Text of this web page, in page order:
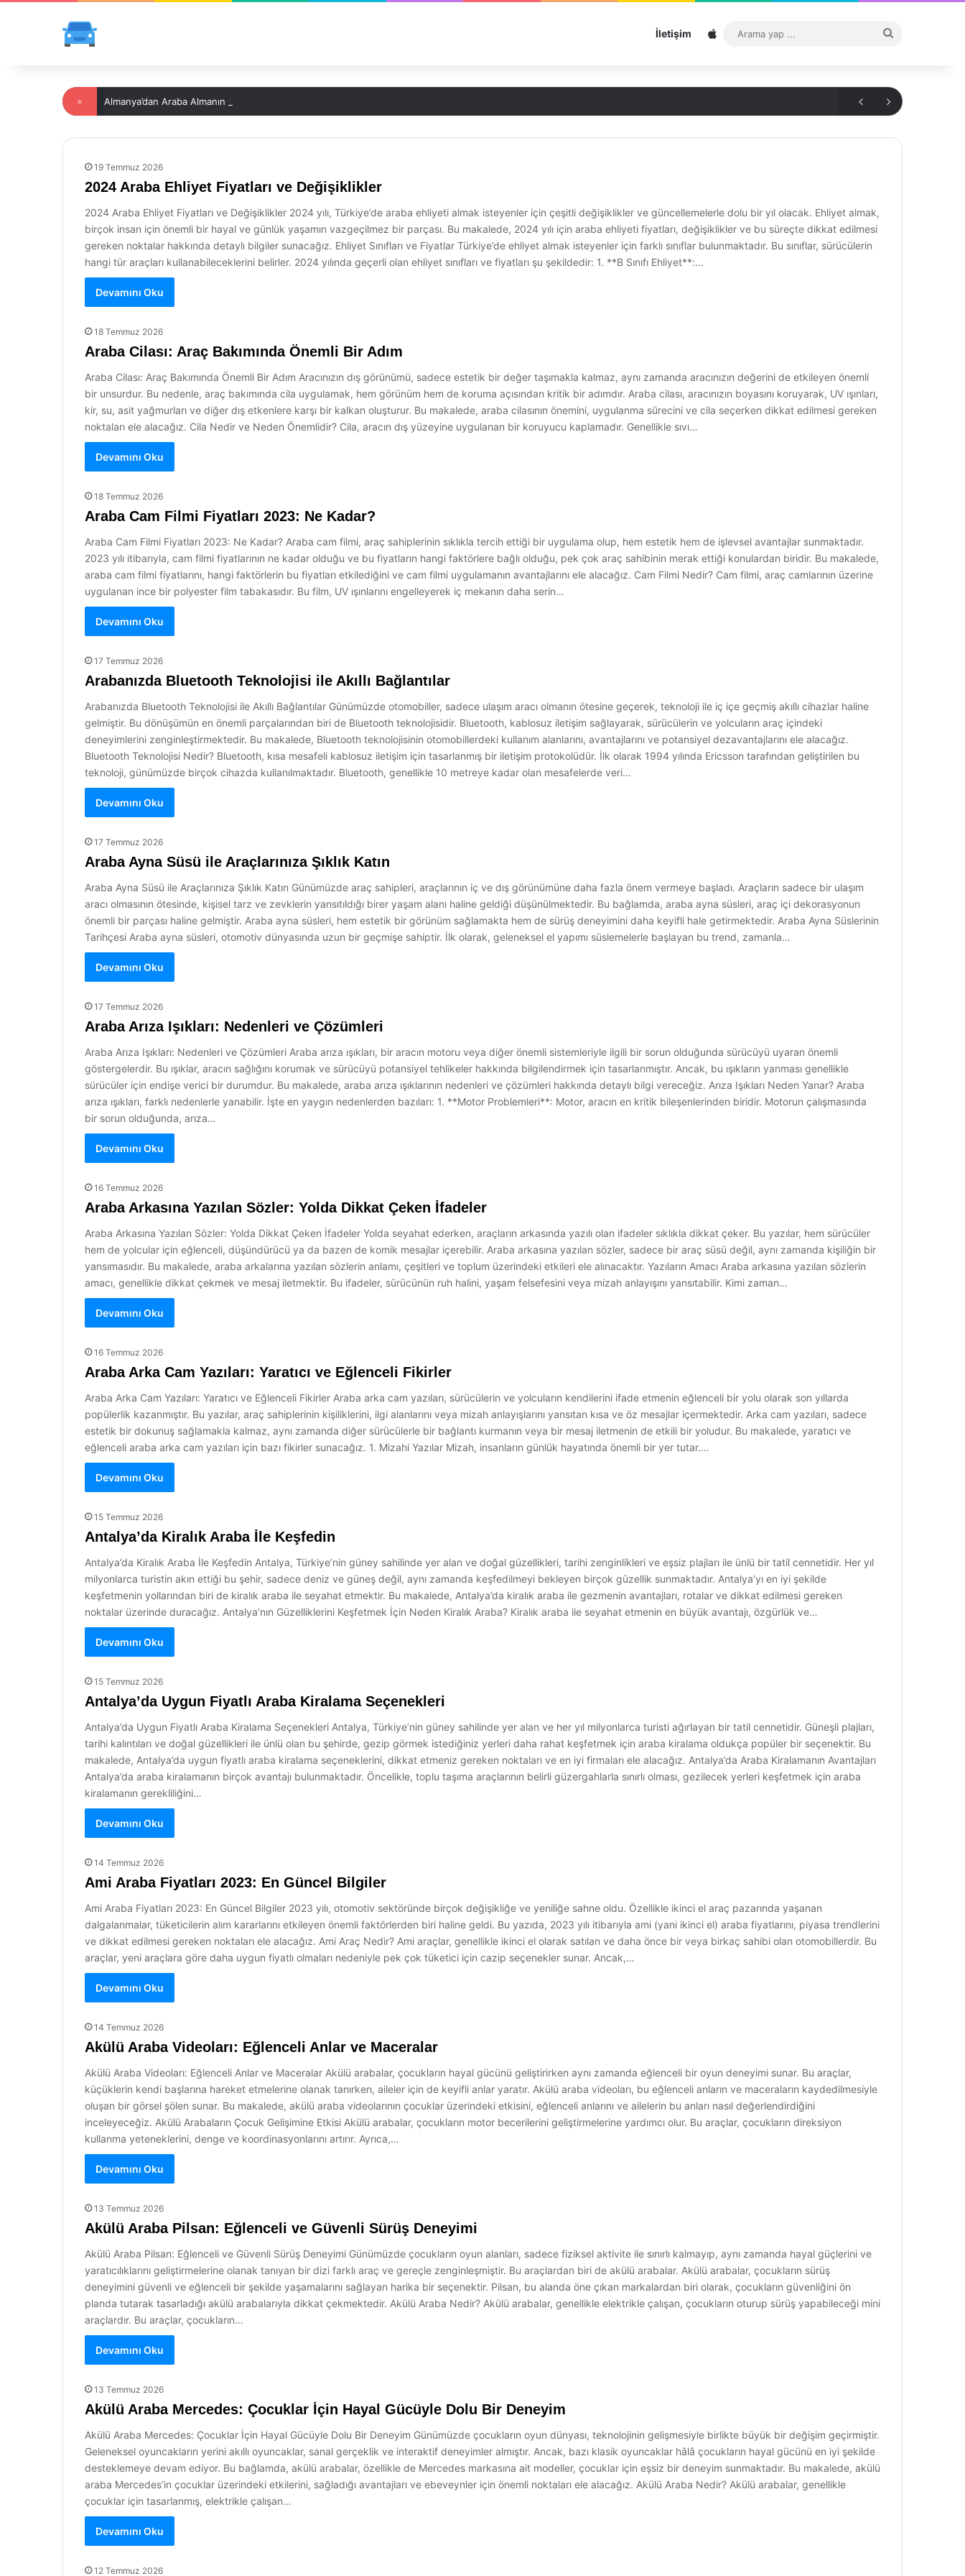
İletişim Sitemap
...
= Almanya’dan Araba Almanın İpuçları
19 Temmuz 2026
2024 Araba Ehliyet Fiyatları ve Değişiklikler
2024 Araba Ehliyet Fiyatları ve Değişiklikler 2024 yılı, Türkiye’de araba ehliyeti almak isteyenler için çeşitli değişiklikler ve güncellemelerle dolu bir yıl olacak. Ehliyet almak,
birçok insan için önemli bir hayal ve günlük yaşamın vazgeçilmez bir parçası. Bu makalede, 2024 yılı için araba ehliyeti fiyatları, değişiklikler ve bu süreçte dikkat edilmesi
gereken noktalar hakkında detaylı bilgiler sunacağız. Ehliyet Sınıfları ve Fiyatlar Türkiye’de ehliyet almak isteyenler için farklı sınıflar bulunmaktadır. Bu sınıflar, sürücülerin
hangi tür araçları kullanabileceklerini belirler. 2024 yılında geçerli olan ehliyet sınıfları ve fiyatları şu şekildedir: 1. **B Sınıfı Ehliyet**:…
Devamını Oku
18 Temmuz 2026
Araba Cilası: Araç Bakımında Önemli Bir Adım
Araba Cilası: Araç Bakımında Önemli Bir Adım Aracınızın dış görünümü, sadece estetik bir değer taşımakla kalmaz, aynı zamanda aracınızın değerini de etkileyen önemli
bir unsurdur. Bu nedenle, araç bakımında cila uygulamak, hem görünüm hem de koruma açısından kritik bir adımdır. Araba cilası, aracınızın boyasını koruyarak, UV ışınları,
kir, su, asit yağmurları ve diğer dış etkenlere karşı bir kalkan oluşturur. Bu makalede, araba cilasının önemini, uygulanma sürecini ve cila seçerken dikkat edilmesi gereken
noktaları ele alacağız. Cila Nedir ve Neden Önemlidir? Cila, aracın dış yüzeyine uygulanan bir koruyucu kaplamadır. Genellikle sıvı…
Devamını Oku
18 Temmuz 2026
Araba Cam Filmi Fiyatları 2023: Ne Kadar?
Araba Cam Filmi Fiyatları 2023: Ne Kadar? Araba cam filmi, araç sahiplerinin sıklıkla tercih ettiği bir uygulama olup, hem estetik hem de işlevsel avantajlar sunmaktadır.
2023 yılı itibarıyla, cam filmi fiyatlarının ne kadar olduğu ve bu fiyatların hangi faktörlere bağlı olduğu, pek çok araç sahibinin merak ettiği konulardan biridir. Bu makalede,
araba cam filmi fiyatlarını, hangi faktörlerin bu fiyatları etkilediğini ve cam filmi uygulamanın avantajlarını ele alacağız. Cam Filmi Nedir? Cam filmi, araç camlarının üzerine
uygulanan ince bir polyester film tabakasıdır. Bu film, UV ışınlarını engelleyerek iç mekanın daha serin…
Devamını Oku
17 Temmuz 2026
Arabanızda Bluetooth Teknolojisi ile Akıllı Bağlantılar
Arabanızda Bluetooth Teknolojisi ile Akıllı Bağlantılar Günümüzde otomobiller, sadece ulaşım aracı olmanın ötesine geçerek, teknoloji ile iç içe geçmiş akıllı cihazlar haline
gelmiştir. Bu dönüşümün en önemli parçalarından biri de Bluetooth teknolojisidir. Bluetooth, kablosuz iletişim sağlayarak, sürücülerin ve yolcuların araç içindeki
deneyimlerini zenginleştirmektedir. Bu makalede, Bluetooth teknolojisinin otomobillerdeki kullanım alanlarını, avantajlarını ve potansiyel dezavantajlarını ele alacağız.
Bluetooth Teknolojisi Nedir? Bluetooth, kısa mesafeli kablosuz iletişim için tasarlanmış bir iletişim protokolüdür. İlk olarak 1994 yılında Ericsson tarafından geliştirilen bu
teknoloji, günümüzde birçok cihazda kullanılmaktadır. Bluetooth, genellikle 10 metreye kadar olan mesafelerde veri…
Devamını Oku
17 Temmuz 2026
Araba Ayna Süsü ile Araçlarınıza Şıklık Katın
Araba Ayna Süsü ile Araçlarınıza Şıklık Katın Günümüzde araç sahipleri, araçlarının iç ve dış görünümüne daha fazla önem vermeye başladı. Araçların sadece bir ulaşım
aracı olmasının ötesinde, kişisel tarz ve zevklerin yansıtıldığı birer yaşam alanı haline geldiği düşünülmektedir. Bu bağlamda, araba ayna süsleri, araç içi dekorasyonun
önemli bir parçası haline gelmiştir. Araba ayna süsleri, hem estetik bir görünüm sağlamakta hem de sürüş deneyimini daha keyifli hale getirmektedir. Araba Ayna Süslerinin
Tarihçesi Araba ayna süsleri, otomotiv dünyasında uzun bir geçmişe sahiptir. İlk olarak, geleneksel el yapımı süslemelerle başlayan bu trend, zamanla…
Devamını Oku
17 Temmuz 2026
Araba Arıza Işıkları: Nedenleri ve Çözümleri
Araba Arıza Işıkları: Nedenleri ve Çözümleri Araba arıza ışıkları, bir aracın motoru veya diğer önemli sistemleriyle ilgili bir sorun olduğunda sürücüyü uyaran önemli
göstergelerdir. Bu ışıklar, aracın sağlığını korumak ve sürücüyü potansiyel tehlikeler hakkında bilgilendirmek için tasarlanmıştır. Ancak, bu ışıkların yanması genellikle
sürücüler için endişe verici bir durumdur. Bu makalede, araba arıza ışıklarının nedenleri ve çözümleri hakkında detaylı bilgi vereceğiz. Arıza Işıkları Neden Yanar? Araba
arıza ışıkları, farklı nedenlerle yanabilir. İşte en yaygın nedenlerden bazıları: 1. **Motor Problemleri**: Motor, aracın en kritik bileşenlerinden biridir. Motorun çalışmasında
bir sorun olduğunda, arıza…
Devamını Oku
16 Temmuz 2026
Araba Arkasına Yazılan Sözler: Yolda Dikkat Çeken İfadeler
Araba Arkasına Yazılan Sözler: Yolda Dikkat Çeken İfadeler Yolda seyahat ederken, araçların arkasında yazılı olan ifadeler sıklıkla dikkat çeker. Bu yazılar, hem sürücüler
hem de yolcular için eğlenceli, düşündürücü ya da bazen de komik mesajlar içerebilir. Araba arkasına yazılan sözler, sadece bir araç süsü değil, aynı zamanda kişiliğin bir
yansımasıdır. Bu makalede, araba arkalarına yazılan sözlerin anlamı, çeşitleri ve toplum üzerindeki etkileri ele alınacaktır. Yazıların Amacı Araba arkasına yazılan sözlerin
amacı, genellikle dikkat çekmek ve mesaj iletmektir. Bu ifadeler, sürücünün ruh halini, yaşam felsefesini veya mizah anlayışını yansıtabilir. Kimi zaman…
Devamını Oku
16 Temmuz 2026
Araba Arka Cam Yazıları: Yaratıcı ve Eğlenceli Fikirler
Araba Arka Cam Yazıları: Yaratıcı ve Eğlenceli Fikirler Araba arka cam yazıları, sürücülerin ve yolcuların kendilerini ifade etmenin eğlenceli bir yolu olarak son yıllarda
popülerlik kazanmıştır. Bu yazılar, araç sahiplerinin kişiliklerini, ilgi alanlarını veya mizah anlayışlarını yansıtan kısa ve öz mesajlar içermektedir. Arka cam yazıları, sadece
estetik bir dokunuş sağlamakla kalmaz, aynı zamanda diğer sürücülerle bir bağlantı kurmanın veya bir mesaj iletmenin de etkili bir yoludur. Bu makalede, yaratıcı ve
eğlenceli araba arka cam yazıları için bazı fikirler sunacağız. 1. Mizahi Yazılar Mizah, insanların günlük hayatında önemli bir yer tutar.…
Devamını Oku
15 Temmuz 2026
Antalya’da Kiralık Araba İle Keşfedin
Antalya’da Kiralık Araba İle Keşfedin Antalya, Türkiye’nin güney sahilinde yer alan ve doğal güzellikleri, tarihi zenginlikleri ve eşsiz plajları ile ünlü bir tatil cennetidir. Her yıl
milyonlarca turistin akın ettiği bu şehir, sadece deniz ve güneş değil, aynı zamanda keşfedilmeyi bekleyen birçok güzellik sunmaktadır. Antalya’yı en iyi şekilde
keşfetmenin yollarından biri de kiralık araba ile seyahat etmektir. Bu makalede, Antalya’da kiralık araba ile gezmenin avantajları, rotalar ve dikkat edilmesi gereken
noktalar üzerinde duracağız. Antalya’nın Güzelliklerini Keşfetmek İçin Neden Kiralık Araba? Kiralık araba ile seyahat etmenin en büyük avantajı, özgürlük ve…
Devamını Oku
15 Temmuz 2026
Antalya’da Uygun Fiyatlı Araba Kiralama Seçenekleri
Antalya’da Uygun Fiyatlı Araba Kiralama Seçenekleri Antalya, Türkiye’nin güney sahilinde yer alan ve her yıl milyonlarca turisti ağırlayan bir tatil cennetidir. Güneşli plajları,
tarihi kalıntıları ve doğal güzellikleri ile ünlü olan bu şehirde, gezip görmek istediğiniz yerleri daha rahat keşfetmek için araba kiralama oldukça popüler bir seçenektir. Bu
makalede, Antalya’da uygun fiyatlı araba kiralama seçeneklerini, dikkat etmeniz gereken noktaları ve en iyi firmaları ele alacağız. Antalya’da Araba Kiralamanın Avantajları
Antalya’da araba kiralamanın birçok avantajı bulunmaktadır. Öncelikle, toplu taşıma araçlarının belirli güzergahlarla sınırlı olması, gezilecek yerleri keşfetmek için araba
kiralamanın gerekliliğini…
Devamını Oku
14 Temmuz 2026
Ami Araba Fiyatları 2023: En Güncel Bilgiler
Ami Araba Fiyatları 2023: En Güncel Bilgiler 2023 yılı, otomotiv sektöründe birçok değişikliğe ve yeniliğe sahne oldu. Özellikle ikinci el araç pazarında yaşanan
dalgalanmalar, tüketicilerin alım kararlarını etkileyen önemli faktörlerden biri haline geldi. Bu yazıda, 2023 yılı itibarıyla ami (yani ikinci el) araba fiyatlarını, piyasa trendlerini
ve dikkat edilmesi gereken noktaları ele alacağız. Ami Araç Nedir? Ami araçlar, genellikle ikinci el olarak satılan ve daha önce bir veya birkaç sahibi olan otomobillerdir. Bu
araçlar, yeni araçlara göre daha uygun fiyatlı olmaları nedeniyle pek çok tüketici için cazip seçenekler sunar. Ancak,…
Devamını Oku
14 Temmuz 2026
Akülü Araba Videoları: Eğlenceli Anlar ve Maceralar
Akülü Araba Videoları: Eğlenceli Anlar ve Maceralar Akülü arabalar, çocukların hayal gücünü geliştirirken aynı zamanda eğlenceli bir oyun deneyimi sunar. Bu araçlar,
küçüklerin kendi başlarına hareket etmelerine olanak tanırken, aileler için de keyifli anlar yaratır. Akülü araba videoları, bu eğlenceli anların ve maceraların kaydedilmesiyle
oluşan bir görsel şölen sunar. Bu makalede, akülü araba videolarının çocuklar üzerindeki etkisini, eğlenceli anlarını ve ailelerin bu anları nasıl değerlendirdiğini
inceleyeceğiz. Akülü Arabaların Çocuk Gelişimine Etkisi Akülü arabalar, çocukların motor becerilerini geliştirmelerine yardımcı olur. Bu araçlar, çocukların direksiyon
kullanma yeteneklerini, denge ve koordinasyonlarını artırır. Ayrıca,…
Devamını Oku
13 Temmuz 2026
Akülü Araba Pilsan: Eğlenceli ve Güvenli Sürüş Deneyimi
Akülü Araba Pilsan: Eğlenceli ve Güvenli Sürüş Deneyimi Günümüzde çocukların oyun alanları, sadece fiziksel aktivite ile sınırlı kalmayıp, aynı zamanda hayal güçlerini ve
yaratıcılıklarını geliştirmelerine olanak tanıyan bir dizi farklı araç ve gereçle zenginleşmiştir. Bu araçlardan biri de akülü arabalar. Akülü arabalar, çocukların sürüş
deneyimini güvenli ve eğlenceli bir şekilde yaşamalarını sağlayan harika bir seçenektir. Pilsan, bu alanda öne çıkan markalardan biri olarak, çocukların güvenliğini ön
planda tutarak tasarladığı akülü arabalarıyla dikkat çekmektedir. Akülü Araba Nedir? Akülü arabalar, genellikle elektrikle çalışan, çocukların oturup sürüş yapabileceği mini
araçlardır. Bu araçlar, çocukların…
Devamını Oku
13 Temmuz 2026
Akülü Araba Mercedes: Çocuklar İçin Hayal Gücüyle Dolu Bir Deneyim
Akülü Araba Mercedes: Çocuklar İçin Hayal Gücüyle Dolu Bir Deneyim Günümüzde çocukların oyun dünyası, teknolojinin gelişmesiyle birlikte büyük bir değişim geçirmiştir.
Geleneksel oyuncakların yerini akıllı oyuncaklar, sanal gerçeklik ve interaktif deneyimler almıştır. Ancak, bazı klasik oyuncaklar hâlâ çocukların hayal gücünü en iyi şekilde
desteklemeye devam ediyor. Bu bağlamda, akülü arabalar, özellikle de Mercedes markasına ait modeller, çocuklar için eşsiz bir deneyim sunmaktadır. Bu makalede, akülü
araba Mercedes’in çocuklar üzerindeki etkilerini, sağladığı avantajları ve ebeveynler için önemli noktaları ele alacağız. Akülü Araba Nedir? Akülü arabalar, genellikle
çocuklar için tasarlanmış, elektrikle çalışan…
Devamını Oku
12 Temmuz 2026